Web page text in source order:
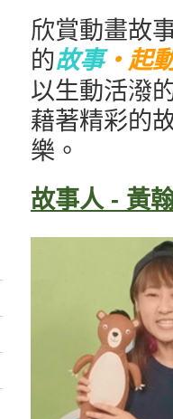
欣賞動畫故
的故事‧起
以生動活潑
藉著精彩的
樂。
故事人 - 黃